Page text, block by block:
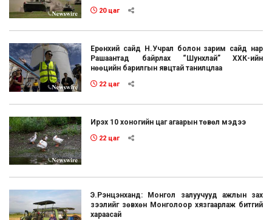
20 цаг
Ерөнхий сайд Н.Учрал болон зарим сайд нар
Рашаантад байрлах “Шунхлай” ХХК-ийн
нөөцийн барилгын явцтай танилцлаа
22 цаг
Ирэх 10 хоногийн цаг агаарын төвөл мэдээ
22 цаг
Э.Рэнцэнханд: Монгол залуучууд ажлын зах
зээлийг зөвхөн Монголоор хязгаарлаж битгий
хараасай